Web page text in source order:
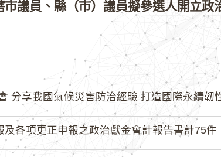
分享我國氣候災害防治經驗 打造國際永續韌
各項更正申報之政治獻金會計報告書計75件